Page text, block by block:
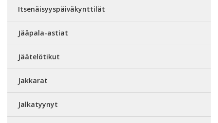
Itsenäisyyspäiväkynttilät
Jääpala-astiat
Jäätelötikut
Jakkarat
Jalkatyynyt